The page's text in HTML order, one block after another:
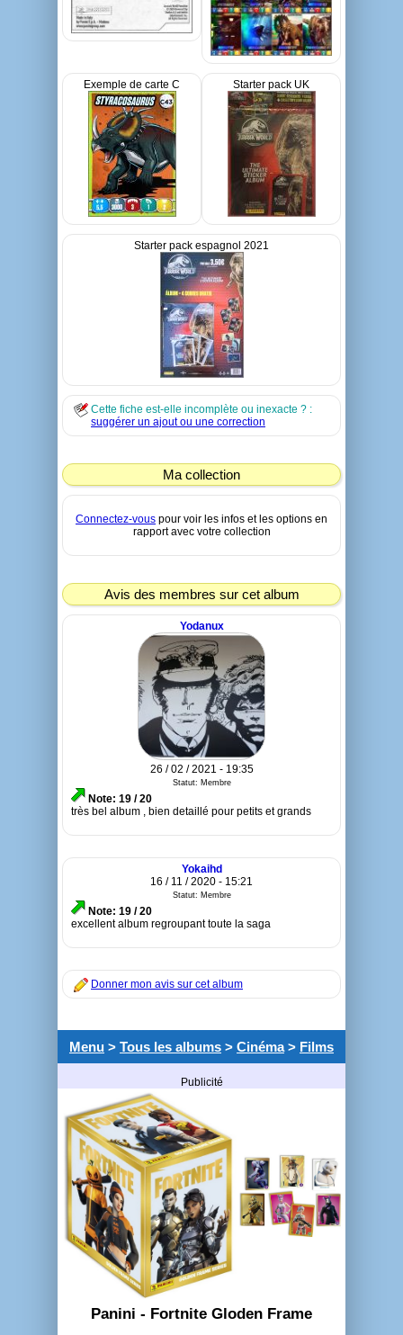
Exemple de carte C Starter pack UK
Starter pack espagnol 2021
Cette fiche est-elle incomplète ou inexacte ? :
suggérer un ajout ou une correction
Ma collection
Connectez-vous pour voir les infos et les options en
rapport avec votre collection
Avis des membres sur cet album
Yodanux
26 / 02 / 2021 - 19:35
Statut: Membre
Note: 19 / 20
très bel album , bien detaillé pour petits et grands
Yokaihd
16 / 11 / 2020 - 15:21
Statut: Membre
Note: 19 / 20
excellent album regroupant toute la saga
Donner mon avis sur cet album
Menu > Tous les albums > Cinéma> Films
Publicité
Panini - Fortnite Gloden Frame